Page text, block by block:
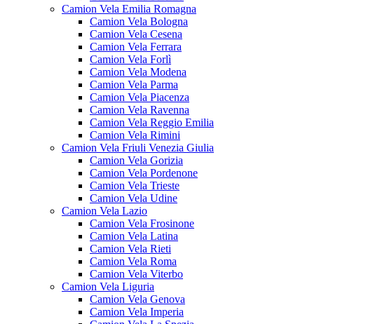
Camion Vela Emilia Romagna
Camion Vela Bologna
Camion Vela Cesena
Camion Vela Ferrara
Camion Vela Forlì
Camion Vela Modena
Camion Vela Parma
Camion Vela Piacenza
Camion Vela Ravenna
Camion Vela Reggio Emilia
Camion Vela Rimini
Camion Vela Friuli Venezia Giulia
Camion Vela Gorizia
Camion Vela Pordenone
Camion Vela Trieste
Camion Vela Udine
Camion Vela Lazio
Camion Vela Frosinone
Camion Vela Latina
Camion Vela Rieti
Camion Vela Roma
Camion Vela Viterbo
Camion Vela Liguria
Camion Vela Genova
Camion Vela Imperia